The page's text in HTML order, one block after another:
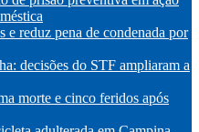
e reduz pena de condenada por
decisões do STF ampliaram a
morte e cinco feridos após